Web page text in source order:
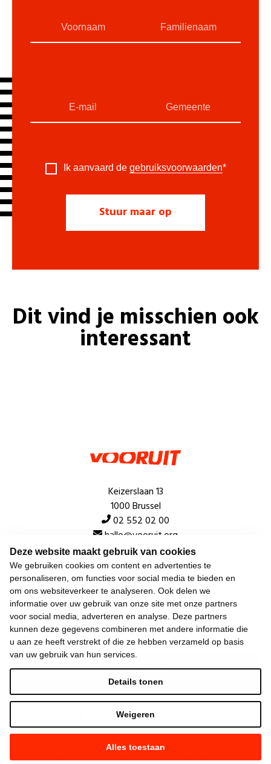
Deze website maakt gebruik van cookies
We gebruiken cookies om content en advertenties te
personaliseren, om functies voor social media te bieden en
om ons websiteverkeer te analyseren. Ook delen we
informatie over uw gebruik van onze site met onze partners
voor social media, adverteren en analyse. Deze partners
kunnen deze gegevens combineren met andere informatie die
u aan ze heeft verstrekt of die ze hebben verzameld op basis
van uw gebruik van hun services.
Alles toestaan
Weigeren
Details tonen
Ik aanvaard de gebruiksvoorwaarden*
Dit vind je misschien ook
interessant
Keizerslaan 13
1000 Brussel
02 552 02 00
hallo@vooruit.org
Snel
Over de beweging
Algemeen
Laatste nieuws
—Gemaakt met NationBuilder